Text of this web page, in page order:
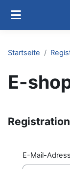
Startseite
E-
Registration
E-Mail-